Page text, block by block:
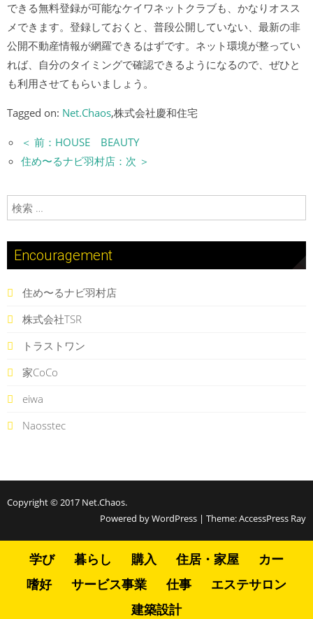
できる無料登録が可能なケイワネットクラブも、かなりオスス
メできます。登録しておくと、普段公開していない、最新の非
公開不動産情報が網羅できるはずです。ネット環境が整ってい
れば、自分のタイミングで確認できるようになるので、ぜひと
も利用させてもらいましょう。
Tagged on: Net.Chaos,株式会社慶和住宅
＜ 前：HOUSE BEAUTY
住め〜るナビ羽村店：次 ＞
検索:
Encouragement
住め〜るナビ羽村店
株式会社TSR
トラストワン
家CoCo
eiwa
Naosstec
Copyright © 2017 Net.Chaos.
Powered by WordPress | Theme:AccessPress Ray
学び 暮らし 購入 住居・家屋
カー
嗜好
サービス事業 仕事
エステサロン
建築設計